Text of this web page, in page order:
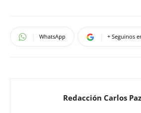
WhatsApp + Seguinos
Redacción Carlos